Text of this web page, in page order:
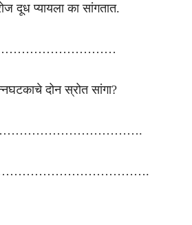
दूध प्यायला का सांगतात.
दोन स्रोत सांगा?